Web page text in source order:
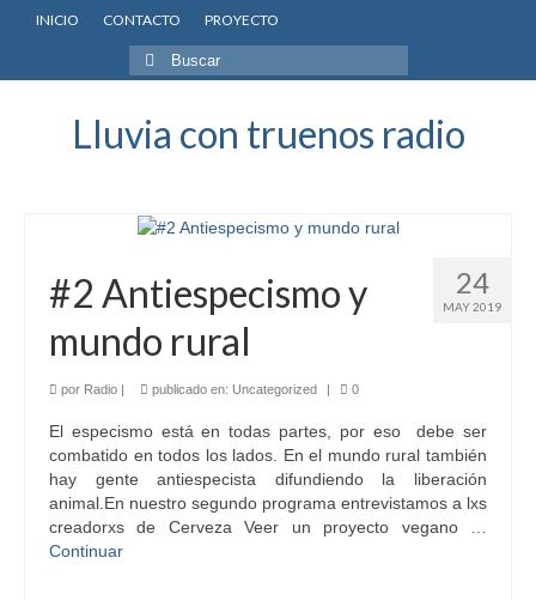
INICIO CONTACTO PROYECTO
Buscar
por:
Lluvia con truenos radio
24
MAY 2019
#2 Antiespecismo y
mundo rural
por Radio publicado en: Uncategorized 0
El especismo está en todas partes, por eso debe ser
combatido en todos los lados. En el mundo rural también
hay gente antiespecista difundiendo la liberación
animal.En nuestro segundo programa entrevistamos a lxs
creadorxs de Cerveza Veer un proyecto vegano …
Continuar